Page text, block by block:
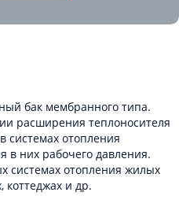
бак мембранного типа.
расширения теплоносителя
системах отопления
в них рабочего давления.
системах отопления жилых
коттеджах и др.